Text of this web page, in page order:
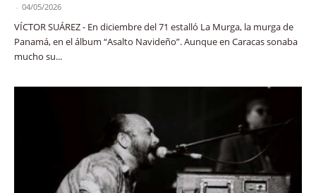
- 04/05/2026
VÍCTOR SUÁREZ - En diciembre del 71 estalló La Murga, la murga de
Panamá, en el álbum “Asalto Navideño”. Aunque en Caracas sonaba
mucho su...